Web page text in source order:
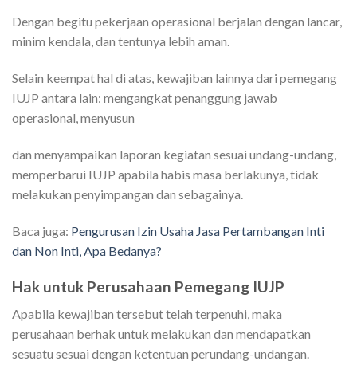
Dengan begitu pekerjaan operasional berjalan dengan lancar,
minim kendala, dan tentunya lebih aman.
Selain keempat hal di atas, kewajiban lainnya dari pemegang
IUJP antara lain: mengangkat penanggung jawab
operasional, menyusun
dan menyampaikan laporan kegiatan sesuai undang-undang,
memperbarui IUJP apabila habis masa berlakunya, tidak
melakukan penyimpangan dan sebagainya.
Baca juga: Pengurusan Izin Usaha Jasa Pertambangan Inti
dan Non Inti, Apa Bedanya?
Hak untuk Perusahaan Pemegang IUJP
Apabila kewajiban tersebut telah terpenuhi, maka
perusahaan berhak untuk melakukan dan mendapatkan
sesuatu sesuai dengan ketentuan perundang-undangan.